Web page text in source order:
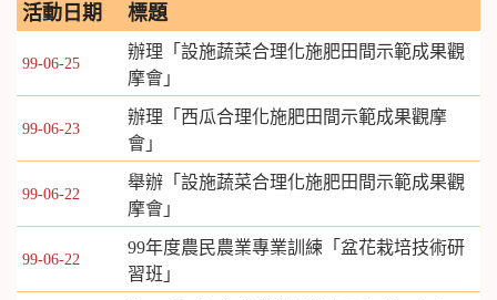
活動日期 標題
99-06-25
辦理「設施蔬菜合理化施肥田間示範成果觀
摩會」
99-06-23
辦理「西瓜合理化施肥田間示範成果觀摩
會」
99-06-22
舉辦「設施蔬菜合理化施肥田間示範成果觀
摩會」
99-06-22
99年度農民農業專業訓練「盆花栽培技術研
習班」